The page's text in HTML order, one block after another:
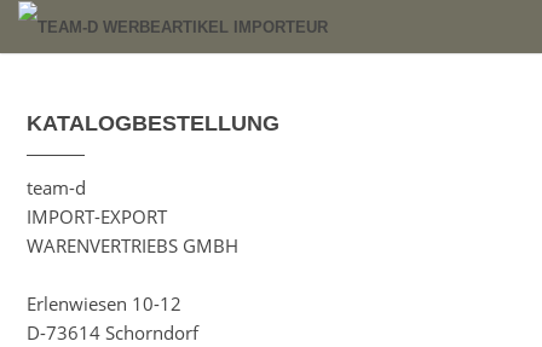
KATALOGBESTELLUNG
team-d
IMPORT-EXPORT
WARENVERTRIEBS GMBH
Erlenwiesen 10-12
D-73614 Schorndorf